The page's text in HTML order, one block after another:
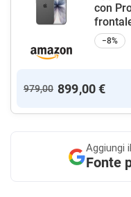
con
−8%
979,00 899,00 €
Aggiungi
Fonte